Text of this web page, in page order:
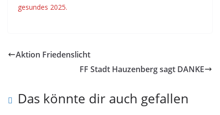
gesundes 2025.
Aktion Friedenslicht
FF Stadt Hauzenberg sagt DANKE
Das könnte dir auch gefallen